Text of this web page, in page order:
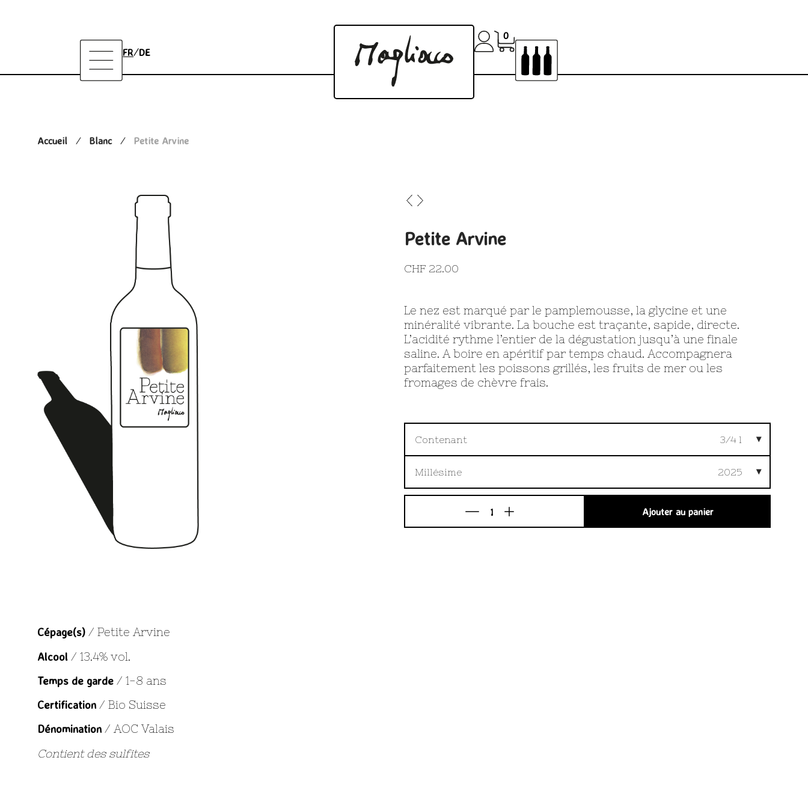
FR DE
0
Accueil / Blanc / Petite Arvine
Le nez est marqué par le pamplemousse, la glycine et une
minéralité vibrante. La bouche est traçante, sapide, directe.
L’acidité rythme l’entier de la dégustation jusqu’à une finale
saline. A boire en apéritif par temps chaud. Accompagnera
parfaitement les poissons grillés, les fruits de mer ou les
fromages de chèvre frais.
Petite Arvine
CHF 22.00
Contenant 3/4 l
Millésime 2025
Ajouter au panier
Cépage(s) / Petite Arvine
Alcool / 13.4% vol.
Temps de garde / 1-8 ans
Certification / Bio Suisse
Dénomination / AOC Valais
Contient des sulfites